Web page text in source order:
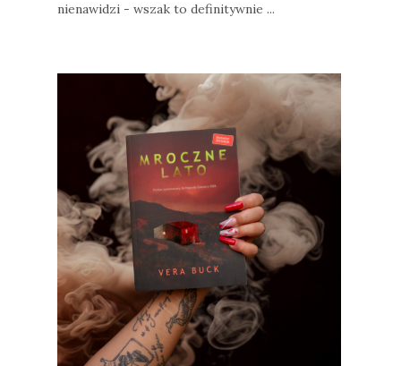
nienawidzi - wszak to definitywnie ...